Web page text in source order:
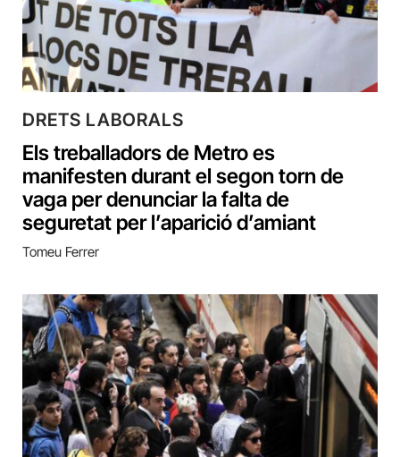
DRETS LABORALS
Els treballadors de Metro es
manifesten durant el segon torn de
vaga per denunciar la falta de
seguretat per l’aparició d’amiant
Tomeu Ferrer